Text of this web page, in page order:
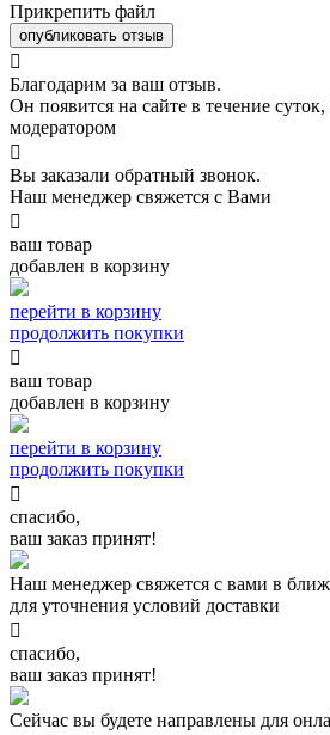
Прикрепить файл
опубликовать отзыв

Благодарим за ваш отзыв.
Он появится на сайте в течение
модератором

Вы заказали обратный звонок.
Наш менеджер свяжется с Вами

ваш товар
добавлен в корзину
перейти в корзину
продолжить покупки

ваш товар
добавлен в корзину
перейти в корзину
продолжить покупки

спасибо,
ваш заказ принят!
Наш менеджер свяжется с вами в
для уточнения условий доставки

спасибо,
ваш заказ принят!
Сейчас вы будете направлены для